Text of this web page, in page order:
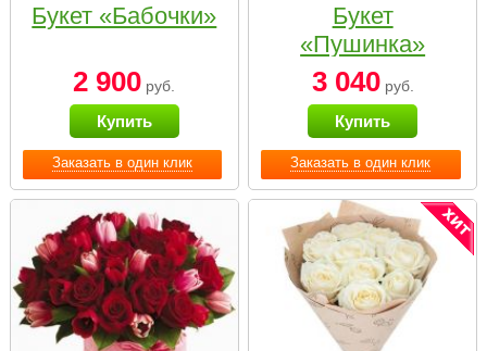
Заказать в один клик
Букет «Бабочки»
2 900 руб.
Купить
Заказать в один клик
Букет
«Пушинка»
3 040руб.
Купить